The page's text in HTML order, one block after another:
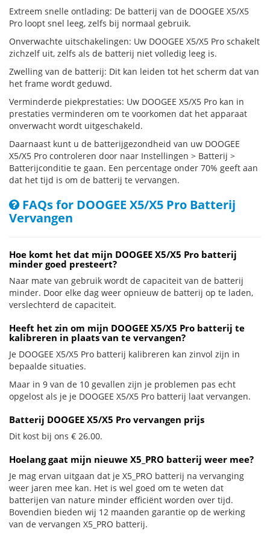
Extreem snelle ontlading: De batterij van de DOOGEE X5/X5
Pro loopt snel leeg, zelfs bij normaal gebruik.
Onverwachte uitschakelingen: Uw DOOGEE X5/X5 Pro schakelt
zichzelf uit, zelfs als de batterij niet volledig leeg is.
Zwelling van de batterij: Dit kan leiden tot het scherm dat van
het frame wordt geduwd.
Verminderde piekprestaties: Uw DOOGEE X5/X5 Pro kan in
prestaties verminderen om te voorkomen dat het apparaat
onverwacht wordt uitgeschakeld.
Daarnaast kunt u de batterijgezondheid van uw DOOGEE
X5/X5 Pro controleren door naar Instellingen > Batterij >
Batterijconditie te gaan. Een percentage onder 70% geeft aan
dat het tijd is om de batterij te vervangen.
FAQs for DOOGEE X5/X5 Pro Batterij
Vervangen
Hoe komt het dat mijn DOOGEE X5/X5 Pro batterij
minder goed presteert?
Naar mate van gebruik wordt de capaciteit van de batterij
minder. Door elke dag weer opnieuw de batterij op te laden,
verslechterd de capaciteit.
Heeft het zin om mijn DOOGEE X5/X5 Pro batterij te
kalibreren in plaats van te vervangen?
Je DOOGEE X5/X5 Pro batterij kalibreren kan zinvol zijn in
bepaalde situaties.
Maar in 9 van de 10 gevallen zijn je problemen pas echt
opgelost als je je DOOGEE X5/X5 Pro batterij laat vervangen.
Batterij DOOGEE X5/X5 Pro vervangen prijs
Dit kost bij ons € 26.00.
Hoelang gaat mijn nieuwe X5_PRO batterij weer mee?
Je mag ervan uitgaan dat je X5_PRO batterij na vervanging
weer jaren mee kan. Het is wel goed om te weten dat
batterijen van nature minder efficiënt worden over tijd.
Bovendien bieden wij 12 maanden garantie op de werking
van de vervangen X5_PRO batterij.